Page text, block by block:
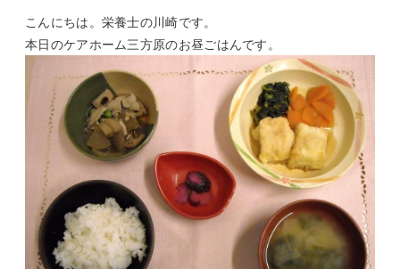
こんにちは。栄養士の川崎です。
本日のケアホーム三方原のお昼ごはんです。